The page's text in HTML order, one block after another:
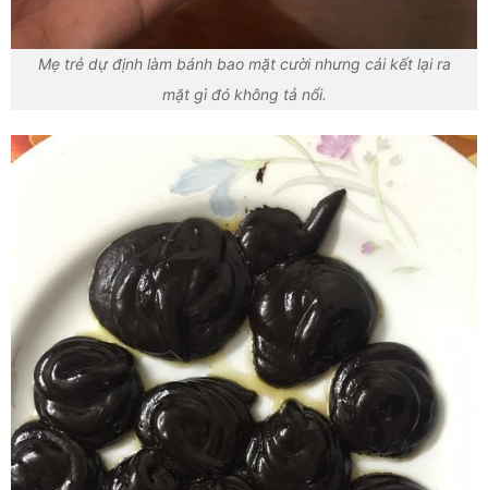
Mẹ trẻ dự định làm bánh bao mặt cười nhưng cái kết lại ra
mặt gì đó không tả nổi.